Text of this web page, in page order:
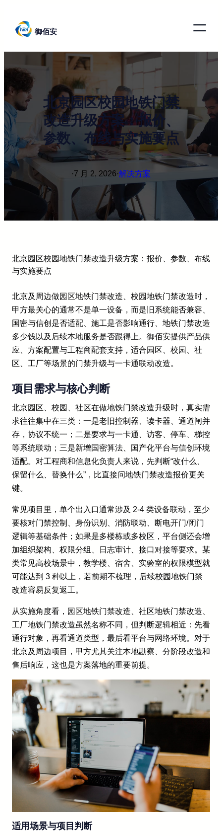
御佰安
北京园区校园地铁门禁
改造升级方案：报价、
参数、布线与实施要点
·7 月 2, 2026·解决方案
北京园区校园地铁门禁改造升级方案：报价、参数、布线
与实施要点
北京及周边做园区地铁门禁改造、校园地铁门禁改造时，
甲方最关心的通常不是单一设备，而是旧系统能否兼容、
国密与信创是否适配、施工是否影响通行、地铁门禁改造
多少钱以及后续本地服务是否跟得上。御佰安提供产品供
应、方案配置与工程商配套支持，适合园区、校园、社
区、工厂等场景的门禁升级与一卡通联动改造。
项目需求与核心判断
北京园区、校园、社区在做地铁门禁改造升级时，真实需
求往往集中在三类：一是老旧控制器、读卡器、通道闸并
存，协议不统一；二是要求与一卡通、访客、停车、梯控
等系统联动；三是新增国密算法、国产化平台与信创环境
适配。对工程商和信息化负责人来说，先判断“改什么、
保留什么、替换什么”，比直接问地铁门禁改造报价更关
键。
常见项目里，单个出入口通常涉及 2-4 类设备联动，至少
要核对门禁控制、身份识别、消防联动、断电开门/闭门
逻辑等基础条件；如果是多楼栋或多校区，平台侧还会增
加组织架构、权限分组、日志审计、接口对接等要求。某
类常见高校场景中，教学楼、宿舍、实验室的权限模型就
可能达到 3 种以上，若前期不梳理，后续校园地铁门禁
改造容易反复返工。
从实施角度看，园区地铁门禁改造、社区地铁门禁改造、
工厂地铁门禁改造虽然名称不同，但判断逻辑相近：先看
通行对象，再看通道类型，最后看平台与网络环境。对于
北京及周边项目，甲方尤其关注本地勘察、分阶段改造和
售后响应，这也是方案落地的重要前提。
适用场景与项目判断